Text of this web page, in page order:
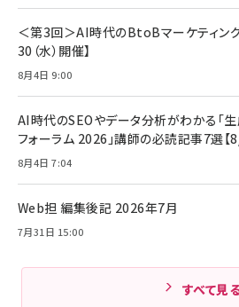
Amazonランキングを
Anker Soundcore
全ワイヤレスイヤホン/
ング/マルチポイント接
Anker PowerLine III
ケーブル Anker絡まな
ド付き USB PD対応
17 / 16 / 15 / Galaxy
Amazonランキングを
キャンペーン】
￥4,857
＜第3回＞AI時代のBtoBマーケティング
30（水）開催】
8月4日 9:00
AI時代のSEOやデータ分析がわかる「
フォーラム 2026」講師の必読記事7選【
8月4日 7:04
Web担 編集後記 2026年7月
7月31日 15:00
すべて見